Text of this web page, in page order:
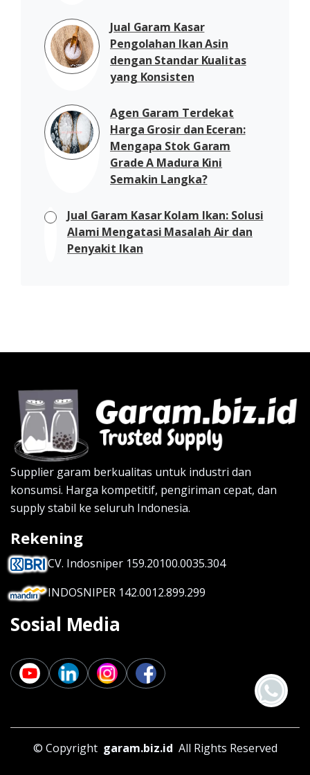
Jual Garam Kasar
Pengolahan Ikan Asin
dengan Standar Kualitas
yang Konsisten
Agen Garam Terdekat
Harga Grosir dan Eceran:
Mengapa Stok Garam
Grade A Madura Kini
Semakin Langka?
Jual Garam Kasar Kolam Ikan: Solusi
Alami Mengatasi Masalah Air dan
Penyakit Ikan
Supplier garam berkualitas untuk industri dan
konsumsi. Harga kompetitif, pengiriman cepat, dan
supply stabil ke seluruh Indonesia.
Rekening
CV. Indosniper 159.20100.0035.304
INDOSNIPER 142.0012.899.299
Sosial Media
© Copyright garam.biz.id All Rights Reserved